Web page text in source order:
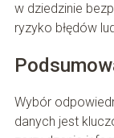
w dziedzinie
ryzyko błędów
Wybór
danych jest